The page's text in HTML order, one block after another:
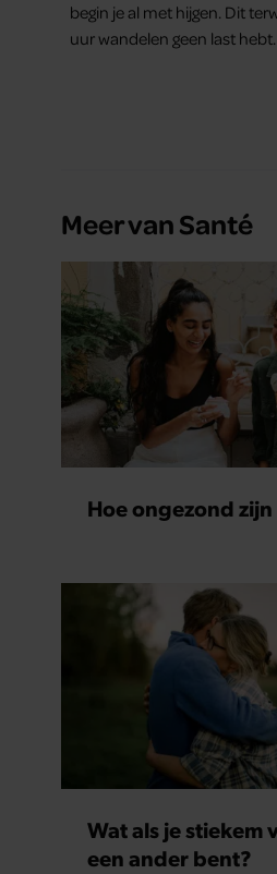
begin je al met hijgen. Dit
uur wandelen geen last
Meer van Santé
Hoe ongezond zijn
Wat als je stiekem
een ander bent?